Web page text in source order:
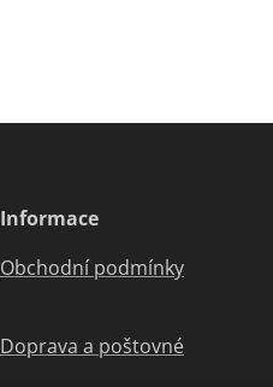
Informace
Obchodní podmínky
Doprava a poštovné